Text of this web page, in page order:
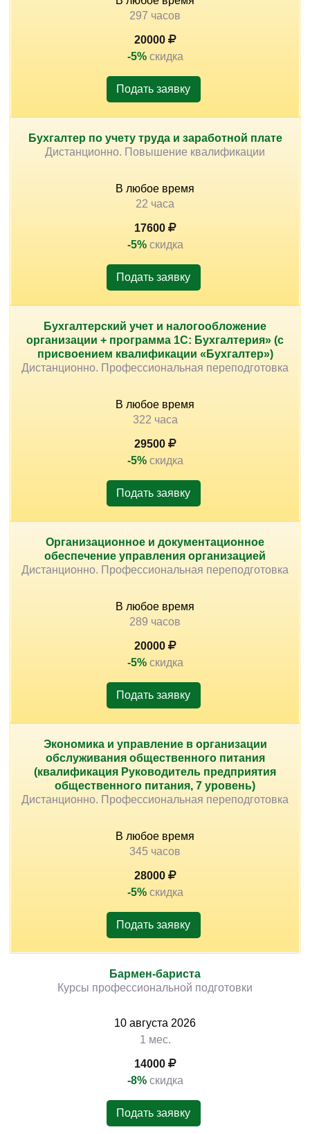
297 часов
20000
-5% скидка
Подать заявку
Бухгалтер по учету труда и заработной плате
Дистанционно. Повышение квалификации
В любое время
22 часа
17600
-5% скидка
Подать заявку
Бухгалтерский учет и налогообложение
организации + программа 1С: Бухгалтерия» (с
присвоением квалификации «Бухгалтер»)
Дистанционно. Профессиональная переподготовка
В любое время
322 часа
29500
-5% скидка
Подать заявку
Организационное и документационное
обеспечение управления организацией
Дистанционно. Профессиональная переподготовка
В любое время
289 часов
20000
-5% скидка
Подать заявку
Экономика и управление в организации
обслуживания общественного питания
(квалификация Руководитель предприятия
общественного питания, 7 уровень)
Дистанционно. Профессиональная переподготовка
В любое время
345 часов
28000
-5% скидка
Подать заявку
Бармен-бариста
Курсы профессиональной подготовки
10 августа 2026
1 мес.
14000
-8% скидка
Подать заявку